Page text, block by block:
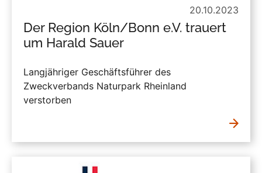
20.10.2023
Der Region Köln/Bonn e.V. trauert
um Harald Sauer
Langjähriger Geschäftsführer des
Zweckverbands Naturpark Rheinland
verstorben